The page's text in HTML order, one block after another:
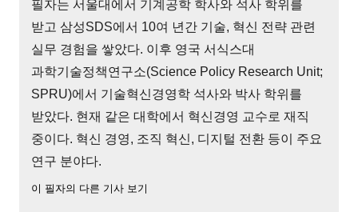
필자는 서울대에서 기계공학 학사와 석사 학위를
받고 삼성SDS에서 10여 년간 기술, 혁신 전략 관련
실무 경험을 쌓았다. 이후 영국 서식스대
과학기술정책연구소(Science Policy Research Unit;
SPRU)에서 기술혁신경영학 석사와 박사 학위를
받았다. 현재 같은 대학에서 혁신경영 교수로 재직
중이다. 혁신 경영, 조직 혁신, 디지털 전환 등이 주요
연구 분야다.
이 필자의 다른 기사 보기